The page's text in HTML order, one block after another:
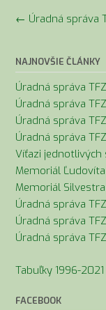
Navigácia
← Úradná správa
NAJNOVŠIE ČLÁNKY
Úradná správa
Úradná správa
Úradná správa
Úradná správa
Víťazi
Memoriál
Memoriál
Úradná správa
Úradná správa TFZ
Úradná správa
Tabuľky 1996-2021
FACEBOOK